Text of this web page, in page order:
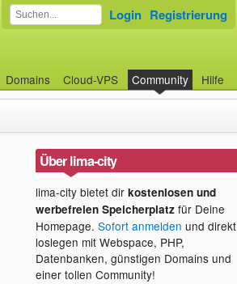
Domains Cloud-VPS Community Hilfe
Login Registrierung
Über lima-city
lima-city bietet dir kostenlosen und
werbefreien Speicherplatzfür Deine
Homepage. Sofort anmelden und direkt
loslegen mit Webspace, PHP,
Datenbanken, günstigen Domains und
einer tollen Community!